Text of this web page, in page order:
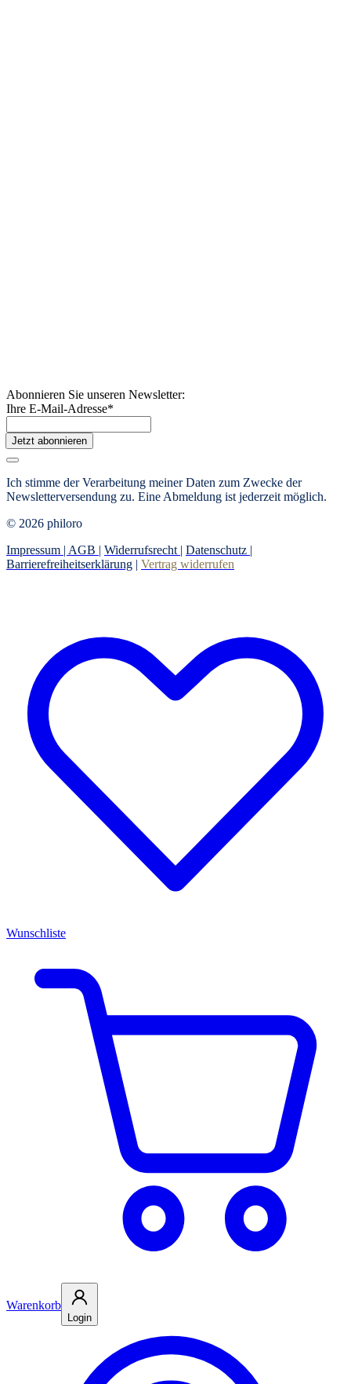
Abonnieren Sie unseren Newsletter:
Ihre E-Mail-Adresse*
Jetzt abonnieren
Ich stimme der Verarbeitung meiner Daten zum Zwecke der
Newsletterversendung zu. Eine Abmeldung ist jederzeit möglich.
© 2026 philoro
Impressum | AGB | Widerrufsrecht | Datenschutz |
Barrierefreiheitserklärung | Vertrag widerrufen
Wunschliste
Warenkorb
Login